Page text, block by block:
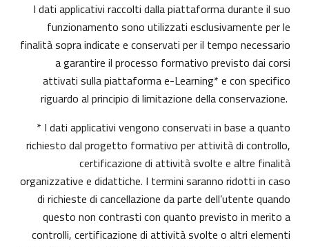
I dati applicativi raccolti dalla piattaforma durante il suo
funzionamento sono utilizzati esclusivamente per le
finalità sopra indicate e conservati per il tempo necessario
a garantire il processo formativo previsto dai corsi
attivati sulla piattaforma e-Learning* e con specifico
riguardo al principio di limitazione della conservazione.
* I dati applicativi vengono conservati in base a quanto
richiesto dal progetto formativo per attività di controllo,
certificazione di attività svolte e altre finalità
organizzative e didattiche. I termini saranno ridotti in caso
di richieste di cancellazione da parte dell’utente quando
questo non contrasti con quanto previsto in merito a
controlli, certificazione di attività svolte o altri elementi